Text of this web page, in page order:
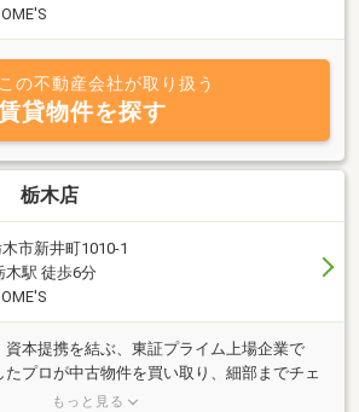
この不動産会社が取り扱う
貸物件を探す
栃木店
市新井町1010-1
木駅 徒歩6分
資本提携を結ぶ、東証プライム上場企業で
プロが中古物件を買い取り、細部までチェ
って丁寧にリフォームしているので、ご購入
もっと見る